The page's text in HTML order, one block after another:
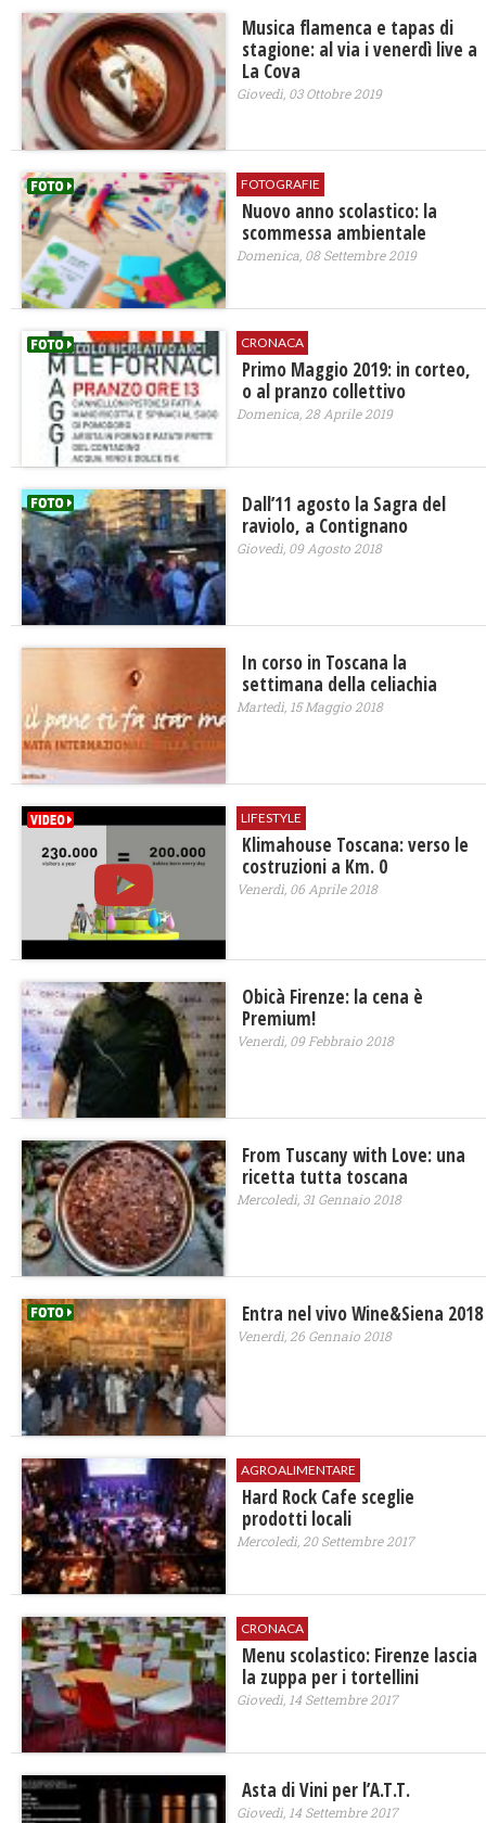
Musica flamenca e tapas di
stagione: al via i venerdì live a
La Cova
Giovedì, 03 Ottobre 2019
FOTOGRAFIE
Nuovo anno scolastico: la
scommessa ambientale
Domenica, 08 Settembre 2019
CRONACA
Primo Maggio 2019: in corteo,
o al pranzo collettivo
Domenica, 28 Aprile 2019
Dall’11 agosto la Sagra del
raviolo, a Contignano
Giovedì, 09 Agosto 2018
In corso in Toscana la
settimana della celiachia
Martedì, 15 Maggio 2018
LIFESTYLE
Klimahouse Toscana: verso le
costruzioni a Km. 0
Venerdì, 06 Aprile 2018
Obicà Firenze: la cena è
Premium!
Venerdì, 09 Febbraio 2018
From Tuscany with Love: una
ricetta tutta toscana
Mercoledì, 31 Gennaio 2018
Entra nel vivo Wine&Siena 2018
Venerdì, 26 Gennaio 2018
AGROALIMENTARE
Hard Rock Cafe sceglie
prodotti locali
Mercoledì, 20 Settembre 2017
CRONACA
Menu scolastico: Firenze lascia
la zuppa per i tortellini
Giovedì, 14 Settembre 2017
Asta di Vini per l’A.T.T.
Giovedì, 14 Settembre 2017